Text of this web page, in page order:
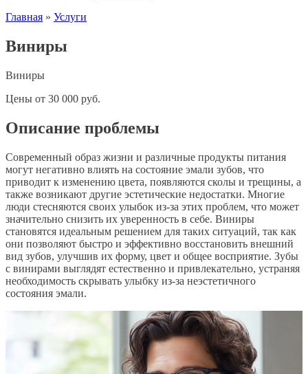
Главная » Услуги
Виниры
Виниры
Цены от 30 000 руб.
Описание проблемы
Современный образ жизни и различные продукты питания
могут негативно влиять на состояние эмали зубов, что
приводит к изменению цвета, появляются сколы и трещины, а
также возникают другие эстетические недостатки. Многие
люди стесняются своих улыбок из-за этих проблем, что может
значительно снизить их уверенность в себе. Виниры
становятся идеальным решением для таких ситуаций, так как
они позволяют быстро и эффективно восстановить внешний
вид зубов, улучшив их форму, цвет и общее восприятие. Зубы
с винирами выглядят естественно и привлекательно, устраняя
необходимость скрывать улыбку из-за неэстетичного
состояния эмали.